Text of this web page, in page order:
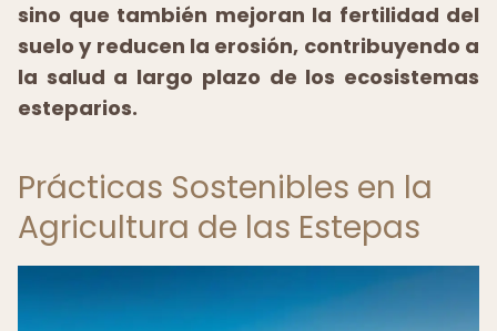
sino que también mejoran la fertilidad del
suelo y reducen la erosión, contribuyendo a
la salud a largo plazo de los ecosistemas
esteparios.
Prácticas Sostenibles en la
Agricultura de las Estepas